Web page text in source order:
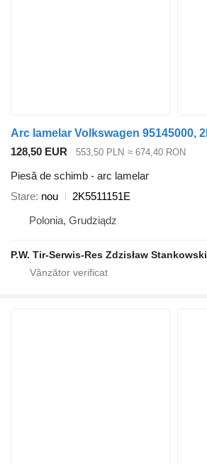
128,50 EUR 553,50 PLN ≈ 674,40 RON
Piesă de schimb - arc lamelar
Stare nou
2K5511151E
Polonia, Grudziądz
P.W. Tir-Serwis-Res Zdzisław Stankowski